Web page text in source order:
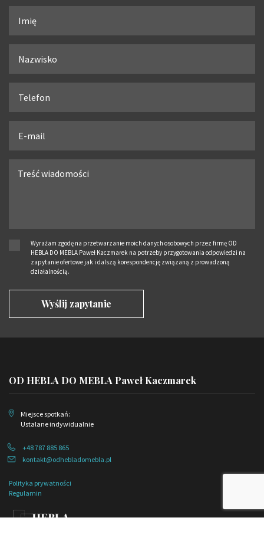
Wyrażam zgodę na przetwarzanie moich danych osobowych przez firmę OD
HEBLA DO MEBLA Paweł Kaczmarek na potrzeby przygotowania odpowiedzi na
zapytanie ofertowe jak i dalszą korespondencję związaną z prowadzoną
działalnością.
OD HEBLA DO MEBLA Paweł Kaczmarek
Miejsce spotkań:
Ustalane indywidualnie
+48 787 885 865
kontakt@odhebladomebla.pl
Polityka prywatności
Regulamin